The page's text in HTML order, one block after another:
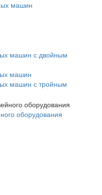
машин
машин с двойным
машин
машин с тройным
оборудования